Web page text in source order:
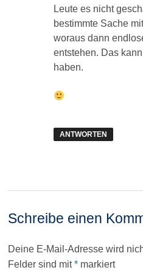
Leute es nicht
bestimmte Sache
woraus dann
entstehen. Das
haben.
ANTWORTEN
Schreibe einen
Deine E-Mail-Adresse wird
Felder sind mit*markiert